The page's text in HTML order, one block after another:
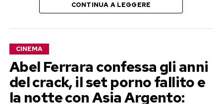
Un percorso di trasformazione
lontano dai riflettori
Il cambiamento non è arrivato dall’oggi al
domani. Chi segue da vicino la carriera
dell’artista sa bene quanto Crowe abbia sempre
vissuto il proprio corpo come uno strumento di
CONTINUA A LEGGERE
CINEMA
Abel Ferrara confessa gli anni
del crack, il set porno fallito e
la notte con Asia Argento: